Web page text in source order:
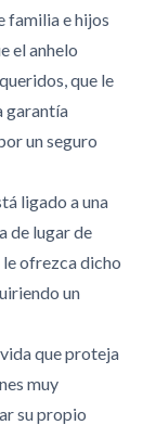
familia e hijos
el anhelo
que le
garantía
un seguro
ligado a una
de lugar de
ofrezca dicho
un
que proteja
muy
su propio